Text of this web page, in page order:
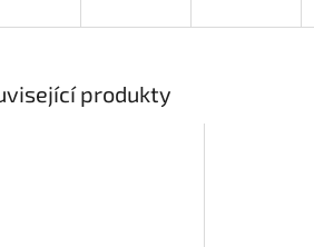
produkty